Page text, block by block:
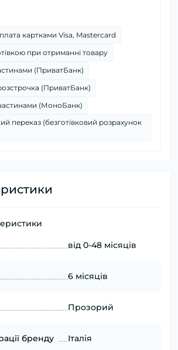
картками Visa, Mastercard
при отриманні товару
(ПриватБанк)
(ПриватБанк)
(МоноБанк)
переказ (безготівковий розрахунок
від 0-48 місяців
6 місяців
Прозорий
бренду Італія